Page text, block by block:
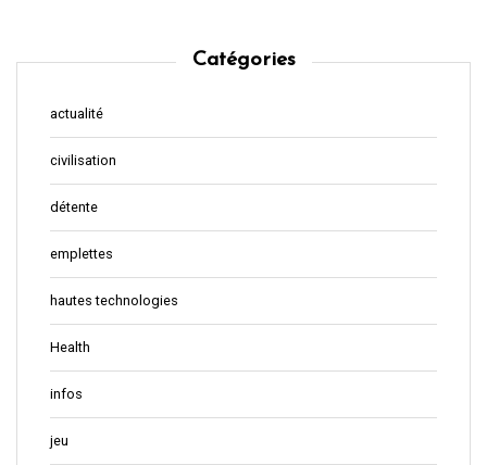
Catégories
actualité
civilisation
détente
emplettes
hautes technologies
Health
infos
jeu